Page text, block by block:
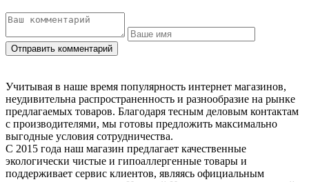
Учитывая в наше время популярность интернет магазинов,
неудивительна распространенность и разнообразие на рынке
предлагаемых товаров. Благодаря тесным деловым контактам
с производителями, мы готовы предложить максимально
выгодные условия сотрудничества.
С 2015 года наш магазин предлагает качественные
экологически чистые и гипоаллергенные товары и
поддерживает сервис клиентов, являясь официальным